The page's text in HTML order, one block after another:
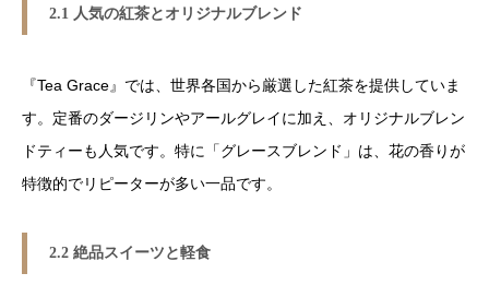
2.1 人気の紅茶とオリジナルブレンド
『Tea Grace』では、世界各国から厳選した紅茶を提供していま
す。定番のダージリンやアールグレイに加え、オリジナルブレン
ドティーも人気です。特に「グレースブレンド」は、花の香りが
特徴的でリピーターが多い一品です。
2.2 絶品スイーツと軽食